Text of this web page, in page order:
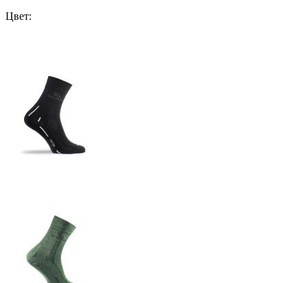
Цвет: